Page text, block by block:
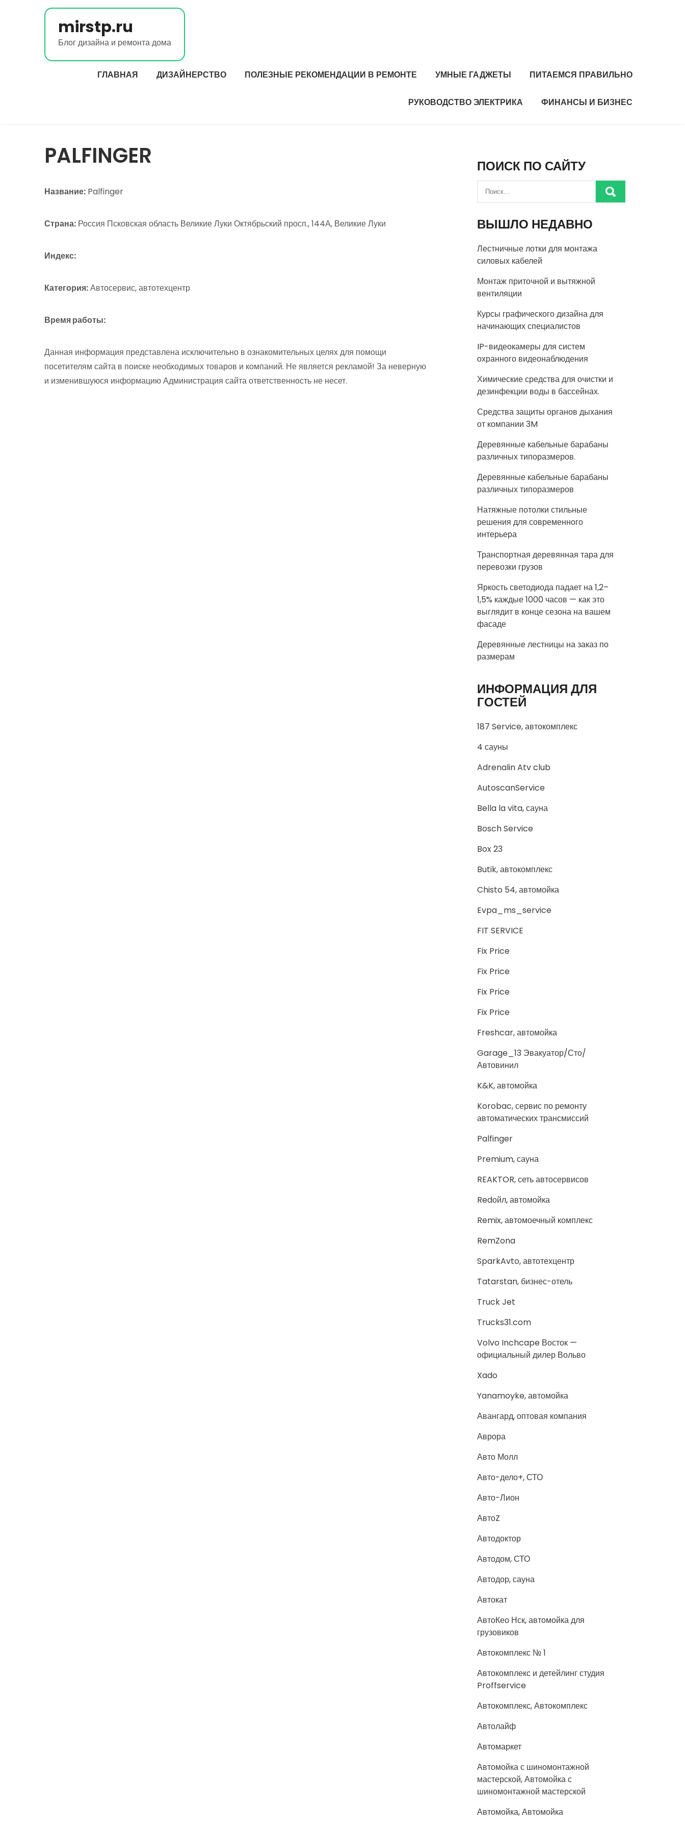
mirstp.ru
Блог дизайна и ремонта дома
ГЛАВНАЯ ДИЗАЙНЕРСТВО ПОЛЕЗНЫЕ РЕКОМЕНДАЦИИ В РЕМОНТЕ УМНЫЕ ГАДЖЕТЫ ПИТАЕМСЯ ПРАВИЛЬНО
РУКОВОДСТВО ЭЛЕКТРИКА ФИНАНСЫ И БИЗНЕС
PALFINGER
Название: Palfinger
Страна: Россия Псковская область Великие Луки Октябрьский просп., 144А, Великие Луки
Индекс:
Категория:Автосервис, автотехцентр
Время работы:
Данная информация представлена исключительно в ознакомительных целях для помощи
посетителям сайта в поиске необходимых товаров и компаний. Не является рекламой! За неверную
и изменившуюся информацию Администрация сайта ответственность не несет.
ПОИСК ПО САЙТУ
ВЫШЛО НЕДАВНО
Лестничные лотки для монтажа
силовых кабелей
Монтаж приточной и вытяжной
вентиляции
Курсы графического дизайна для
начинающих специалистов
IP-видеокамеры для систем
охранного видеонаблюдения
Химические средства для очистки и
дезинфекции воды в бассейнах.
Средства защиты органов дыхания
от компании 3M
Деревянные кабельные барабаны
различных типоразмеров.
Деревянные кабельные барабаны
различных типоразмеров
Натяжные потолки стильные
решения для современного
интерьера
Транспортная деревянная тара для
перевозки грузов
Яркость светодиода падает на 1,2–
1,5% каждые 1000 часов — как это
выглядит в конце сезона на вашем
фасаде
Деревянные лестницы на заказ по
размерам
ИНФОРМАЦИЯ ДЛЯ
ГОСТЕЙ
187 Service, автокомплекс
4 сауны
Adrenalin Atv club
AutoscanService
Bella la vita, сауна
Bosch Service
Box 23
Butik, автокомплекс
Chisto 54, автомойка
Evpa_ms_service
FIT SERVICE
Fix Price
Fix Price
Fix Price
Fix Price
Freshcar, автомойка
Garage_13 Эвакуатор/Сто/
Автовинил
K&K, автомойка
Korobac, сервис по ремонту
автоматических трансмиссий
Palfinger
Premium, сауна
REAKTOR, сеть автосервисов
Redойл, автомойка
Remix, автомоечный комплекс
RemZona
SparkAvto, автотехцентр
Tatarstan, бизнес-отель
Truck Jet
Trucks31.com
Volvo Inchcape Восток —
официальный дилер Вольво
Xado
Yanamoyke, автомойка
Авангард, оптовая компания
Аврора
Авто Молл
Авто-дело+, СТО
Авто-Лион
АвтоZ
Автодоктор
Автодом, СТО
Автодор, сауна
Автокат
АвтоКео Нск, автомойка для
грузовиков
Автокомплекс № 1
Автокомплекс и детейлинг студия
Proffservice
Автокомплекс, Автокомплекс
Автолайф
Автомаркет
Автомойка с шиномонтажной
мастерской, Автомойка с
шиномонтажной мастерской
Автомойка, Автомойка